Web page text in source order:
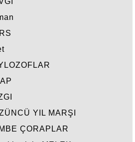
YIL MARŞI
ÇORAPLAR